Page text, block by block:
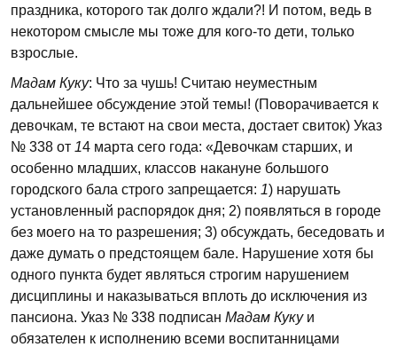
праздника, которого так долго ждали?! И потом, ведь в
некотором смысле мы тоже для кого-то дети, только
взрослые.
Мадам Куку: Что за чушь! Считаю неуместным
дальнейшее обсуждение этой темы! (Поворачивается к
девочкам, те встают на свои места, достает свиток) Указ
№ 338 от 14 марта сего года: «Девочкам старших, и
особенно младших, классов накануне большого
городского бала строго запрещается: 1) нарушать
установленный распорядок дня; 2) появляться в городе
без моего на то разрешения; 3) обсуждать, беседовать и
даже думать о предстоящем бале. Нарушение хотя бы
одного пункта будет являться строгим нарушением
дисциплины и наказываться вплоть до исключения из
пансиона. Указ № 338 подписан Мадам Кукуи
обязателен к исполнению всеми воспитанницами